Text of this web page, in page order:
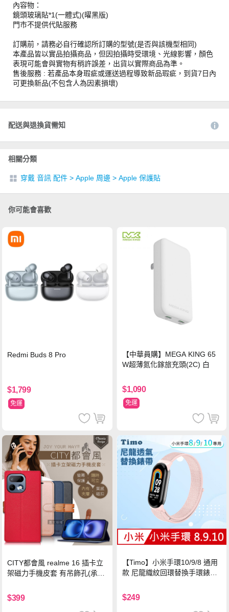
內容物：
鏡頭玻璃貼*1(一體式)(曜黑版)
門市不提供代貼服務
訂購前，請務必自行確認所訂購的型號(是否與該機型相同)
本產品皆以實品拍攝商品，但因拍攝時受環境、光線影響，顏色
表現可能會與實物有稍許誤差，出貨以實際商品為準。
售後服務 : 若產品本身瑕疵或運送過程導致新品瑕疵，到貨7日內
可更換新品(不包含人為因素損壞)
配送與退換貨需知
相關分類
穿戴 音訊 配件 > Apple 周邊 > Apple 保護貼
你可能會喜歡
Redmi Buds 8 Pro
$1,799
免運
【中華員購】MEGA KING 65
W超薄氮化鎵旅充頭(2C) 白
$1,090
免運
CITY都會風 realme 16 插卡立
架磁力手機皮套 有吊飾孔(承諾
$399
【Timo】小米手環10/9/8 通用
款 尼龍織紋回環替換手環錶帶-
$249